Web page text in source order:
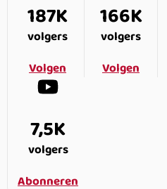
187K
volgers
Volgen
166K
volgers
Volgen
7,5K
volgers
Abonneren